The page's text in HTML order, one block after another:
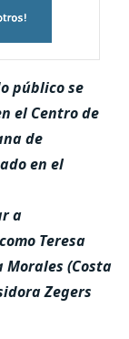
público se
el Centro de
de
en el
a
Teresa
Morales (Costa
Zegers